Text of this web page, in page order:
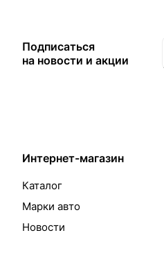
Подписаться
на новости и акции
Интернет-магазин
Каталог
Марки авто
Новости